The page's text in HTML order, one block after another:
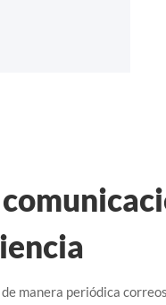
manera periódica correos